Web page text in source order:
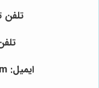
تلفن تماس:
تلفن
ایمیل: info@newpart-shop.com